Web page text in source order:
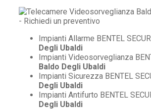
Impianti Allarme BENTEL
Degli Ubaldi
Impianti Videosorveglianza
Baldo Degli Ubaldi
Impianti Sicurezza BENTEL
Degli Ubaldi
Impianti Antifurto BENTEL
Degli Ubaldi